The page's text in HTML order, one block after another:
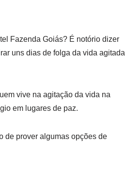
Fazenda Goiás? É notório dizer
uns dias de folga da vida agitada
vive na agitação da vida na
em lugares de paz.
de prover algumas opções de